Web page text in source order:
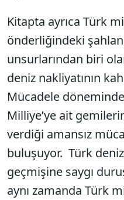
Kitapta ayrıca Türk
önderliğindeki
unsurlarından biri
deniz nakliyatının
Mücadele
Milliye’ye ait
verdiği amansız
buluşuyor. Türk
geçmişine saygı
aynı zamanda Türk